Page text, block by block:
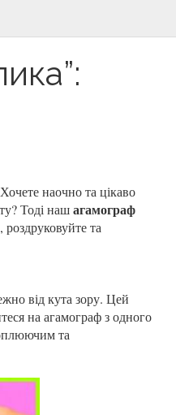
наочно та цікаво
Тоді нашагамограф
та
від кута зору. Цей
на агамограф з одного
та